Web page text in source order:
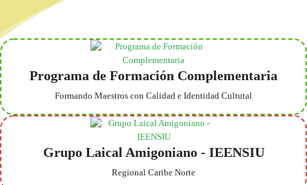
Programa de Formación Complementaria
Formando Maestros con Calidad e Identidad Cultutal
Grupo Laical Amigoniano - IEENSIU
Regional Caribe Norte